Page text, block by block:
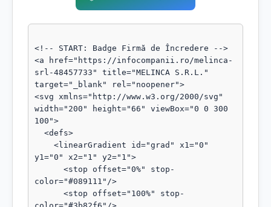
<!-- START: Badge Firmă de Încredere -->
<a href="https://infocompanii.ro/melinca-
srl-48457733" title="MELINCA S.R.L."
target="_blank" rel="noopener">
<svg xmlns="http://www.w3.org/2000/svg"
width="200" height="66" viewBox="0 0 300
100">
y1="0" x2="1" y2="1">
color="#089111"/>